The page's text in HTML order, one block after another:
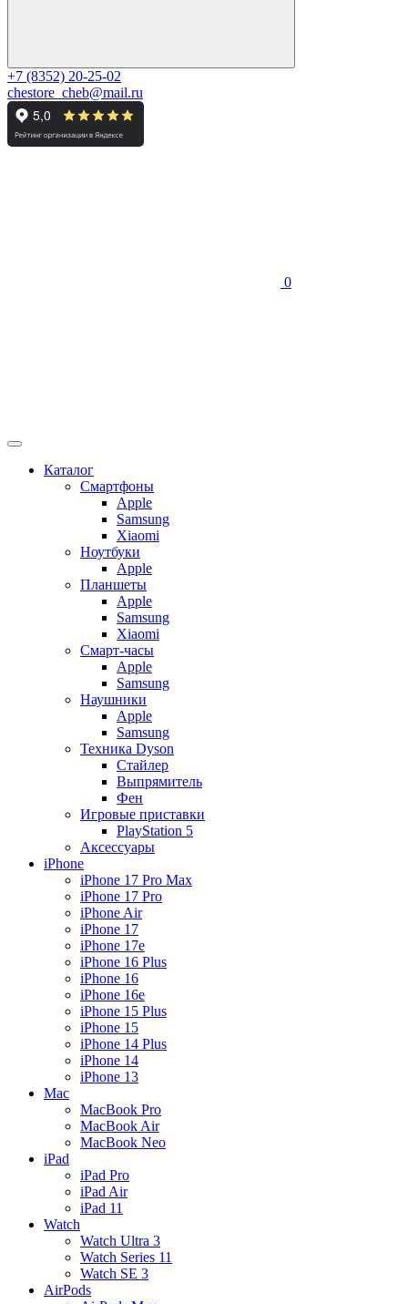
+7 (8352) 20-25-02
chestore_cheb@mail.ru
0
Каталог
Смартфоны
Apple
Samsung
Xiaomi
Ноутбуки
Apple
Планшеты
Apple
Samsung
Xiaomi
Смарт-часы
Apple
Samsung
Наушники
Apple
Samsung
Техника Dyson
Стайлер
Выпрямитель
Фен
Игровые приставки
PlayStation 5
Аксессуары
iPhone
iPhone 17 Pro Max
iPhone 17 Pro
iPhone Air
iPhone 17
iPhone 17e
iPhone 16 Plus
iPhone 16
iPhone 16e
iPhone 15 Plus
iPhone 15
iPhone 14 Plus
iPhone 14
iPhone 13
Mac
MacBook Pro
MacBook Air
MacBook Neo
iPad
iPad Pro
iPad Air
iPad 11
Watch
Watch Ultra 3
Watch Series 11
Watch SE 3
AirPods